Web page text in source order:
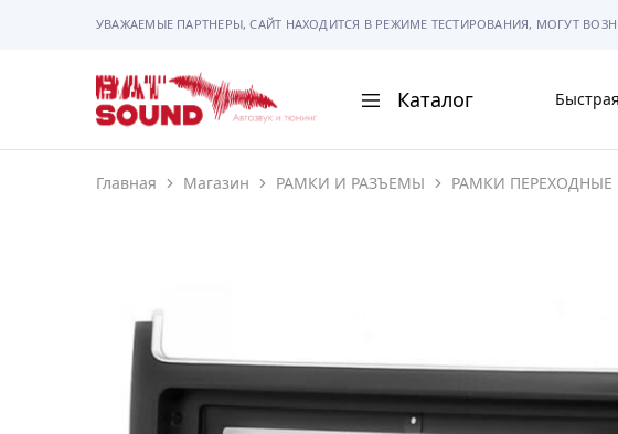
УВАЖАЕМЫЕ ПАРТНЕРЫ, САЙТ НАХОДИТСЯ В РЕЖИМЕ ТЕСТИРОВАНИЯ, МОГУТ
BAT
Sound
Каталог
АВТОМАГНИТОЛЫ
ГАДЖЕТЫ
СИГНАЛИЗАЦИИ
Главная Магазин РАМКИ И РАЗЪЕМЫ РАМКИ ПЕРЕХОДНЫЕ